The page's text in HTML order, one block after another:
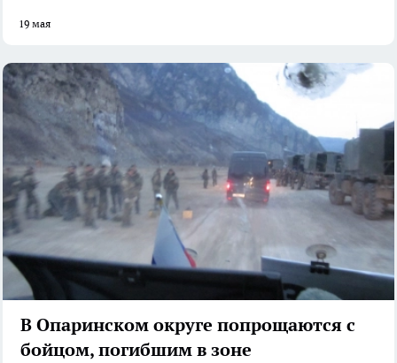
19 мая
В Опаринском округе попрощаются с
бойцом, погибшим в зоне